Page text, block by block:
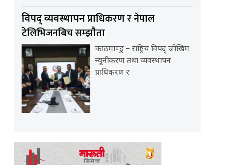
विपद् व्यवस्थापनप्राधिकरण र नेपाल
टेलिभिजनबिच सम्झौता
काठमाण्डु – राष्ट्रिय विपद् जोखिम
न्यूनीकरण तथा व्यवस्थापन
प्राधिकरण र